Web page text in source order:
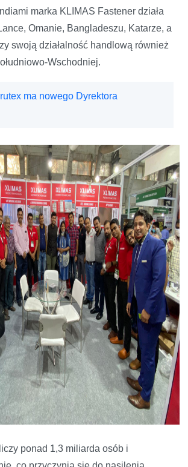
marka KLIMAS Fastener działa
Omanie, Bangladeszu, Katarze, a
swoją działalność handlową również
Wschodniej.
ma nowego Dyrektora
ponad 1,3 miliarda osób i